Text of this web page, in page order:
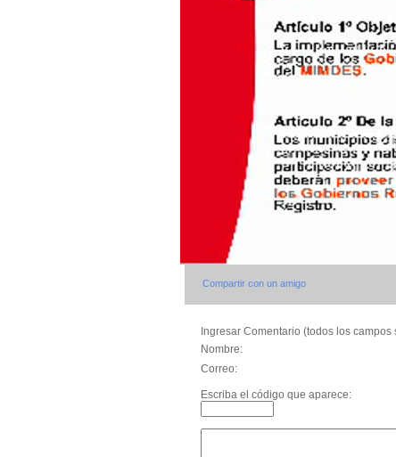
Compartir con un amigo
Ingresar Comentario (todos los
Nombre:
Correo:
Escriba el código que aparece: